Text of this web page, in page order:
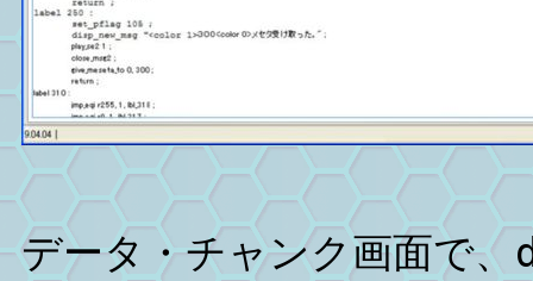
データ・チャンク画面で